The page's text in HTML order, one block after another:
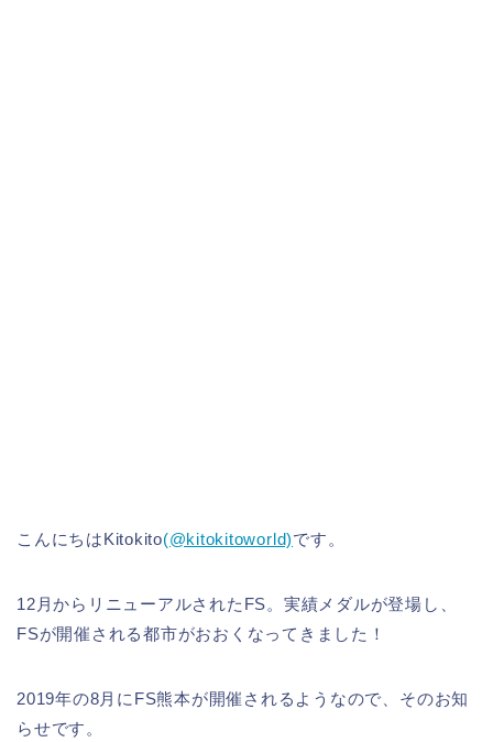
こんにちはKitokito(@kitokitoworld)です。
12月からリニューアルされたFS。実績メダルが登場し、
FSが開催される都市がおおくなってきました！
2019年の8月にFS熊本が開催されるようなので、そのお知
らせです。